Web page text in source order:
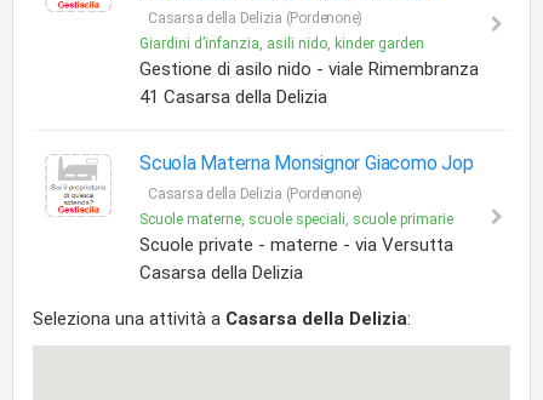
Casarsa della Delizia (Pordenone)
Giardini d’infanzia, asili nido, kinder garden
Gestione di asilo nido - viale Rimembranza
41 Casarsa della Delizia
Scuola Materna Monsignor Giacomo Jop
Casarsa della Delizia (Pordenone)
Scuole materne, scuole speciali, scuole primarie
Scuole private - materne - via Versutta
Casarsa della Delizia
Seleziona una attività a Casarsa della Delizia: